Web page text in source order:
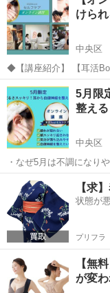
テラピーの歴史は古く、
けら
中央区
◆【講座紹介】 【耳活Boostとは】 ・耳から心と身体を整えるセル
フケア ・手の温もり
けられる 【こんな方
...
東京 中央区 そ
5月限
整え
中央区
・なぜ5月は不調になり
ッサージ実技 本講座で
て、心と身体のバランスを整
不要。 ご自宅で今...
東京 そ
【求
状態が
プリフラ
【無
が変